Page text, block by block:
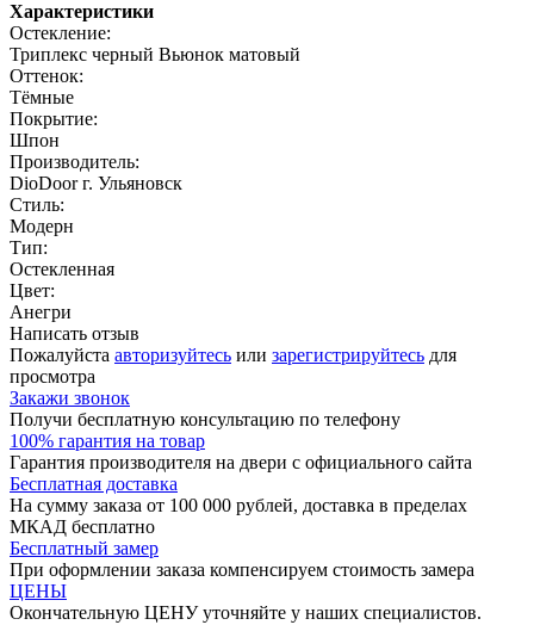
Характеристики
Остекление:
Триплекс черный Вьюнок матовый
Оттенок:
Тёмные
Покрытие:
Шпон
Производитель:
DioDoor г. Ульяновск
Стиль:
Модерн
Тип:
Остекленная
Цвет:
Анегри
Написать отзыв
Пожалуйста авторизуйтесь или зарегистрируйтесь для
просмотра
Закажи звонок
Получи бесплатную консультацию по телефону
100% гарантия на товар
Гарантия производителя на двери с официального сайта
Бесплатная доставка
На сумму заказа от 100 000 рублей, доставка в пределах
МКАД бесплатно
Бесплатный замер
При оформлении заказа компенсируем стоимость замера
ЦЕНЫ
Окончательную ЦЕНУ уточняйте у наших специалистов.